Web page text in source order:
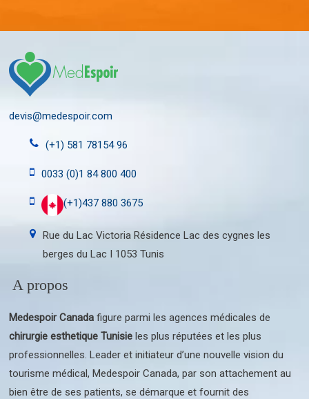
devis@medespoir.com
(+1) 581 78154 96
0033 (0)1 84 800 400
(+1)437 880 3675
Rue du Lac Victoria Résidence Lac des cygnes les
berges du Lac I 1053 Tunis
A propos
Medespoir Canada figure parmi les agences médicales de
chirurgie esthetique Tunisie les plus réputées et les plus
professionnelles. Leader et initiateur d’une nouvelle vision du
tourisme médical, Medespoir Canada, par son attachement au
bien être de ses patients, se démarque et fournit des